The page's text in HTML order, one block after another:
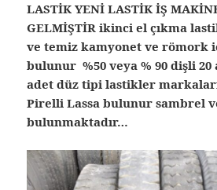
LASTİK YENİ LASTİK İŞ
GELMİŞTİR ikinci el çıkma
ve temiz kamyonet ve römork
bulunur %50 veya % 90 dişli
adet düz tipi lastikler
Pirelli Lassa bulunur sambrel
bulunmaktadır…